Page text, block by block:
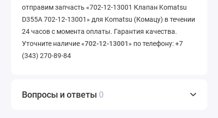
отправим запчасть «702-12-13001 Клапан Komatsu
D355A 702-12-13001» для Komatsu (Комацу) в течении
24 часов с момента оплаты. Гарантия качества.
Уточните наличие «702-12-13001» по телефону: +7
(343) 270-89-84
Вопросы и ответы 0